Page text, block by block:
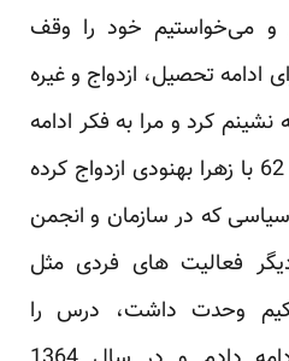
و می‌خواستیم خود را وقف
ادامه تحصیل، ازدواج و غیره
‌نشینم کرد و مرا به فکر ادامه
تحصیل انداخت‎.‎‏” ‏در سال 62 با زهرا بهنودی ازدواج کرده
که در سازمان و انجمن
فعالیت ‌های فردی مثل
وحدت داشت، درس را